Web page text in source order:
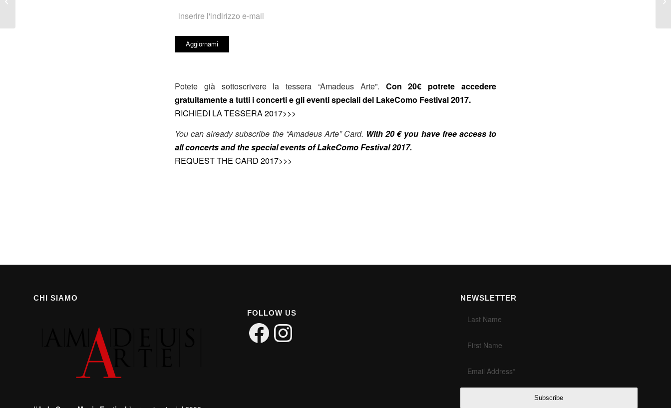
Potete già sottoscrivere la tessera “Amadeus Arte”. Con 20€ potrete accedere
gratuitamente a tutti i concerti e gli eventi speciali del LakeComo Festival 2017.
RICHIEDI LA TESSERA 2017>>>
You can already subscribe the “Amadeus Arte” Card. With 20 € you have free access to
all concerts and the special events of LakeComo Festival 2017.
REQUEST THE CARD 2017>>>
CHI SIAMO
FOLLOW US
FacebookInstagram
NEWSLETTER